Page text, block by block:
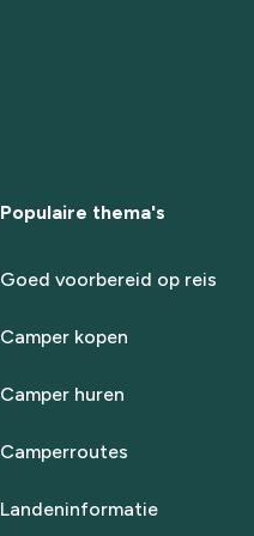
Populaire thema's
Goed voorbereid op reis
Camper kopen
Camper huren
Camperroutes
Landeninformatie